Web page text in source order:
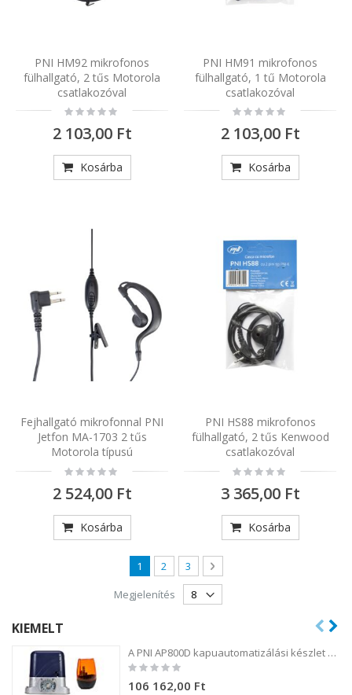
PNI HM92 mikrofonos
fülhallgató, 2 tűs Motorola
csatlakozóval
Rating:
0%
2 103,00 Ft
Kosárba
PNI HM91 mikrofonos
fülhallgató, 1 tű Motorola
csatlakozóval
Rating:
0%
2 103,00 Ft
Kosárba
Fejhallgató mikrofonnal PNI
Jetfon MA-1703 2 tűs
Motorola típusú
Rating:
0%
2 524,00 Ft
Kosárba
PNI HS88 mikrofonos
fülhallgató, 2 tűs Kenwood
csatlakozóval
Rating:
0%
3 365,00 Ft
Kosárba
Oldal
You're currently reading page
1 Oldal
2 Oldal
3 Oldal
Következő
Megjelenítés
KIEMELT
A PNI AP800D kapuautomatizálási készlet 4 m-es fém fogaskerék-motort, fotocellákat, távirányítót, lámpát, 230 V-os 1100 N és 800 kg-os tolókaput tartalmaz.
Rating:
106 162,00 Ft